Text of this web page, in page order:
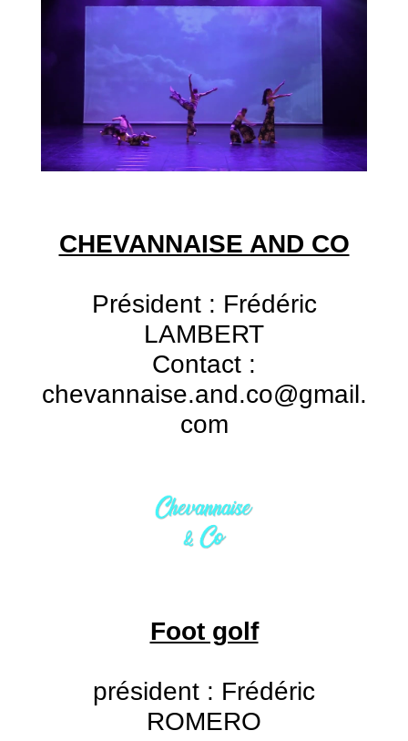
CHEVANNAISE AND CO
Président : Frédéric
LAMBERT
Contact :
chevannaise.and.co@gmail.
com
Foot golf
président : Frédéric
ROMERO